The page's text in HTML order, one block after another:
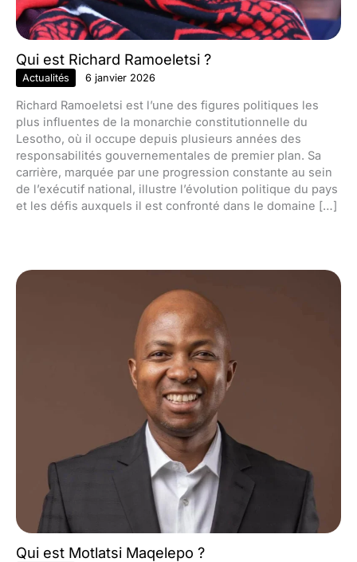
Qui est Richard Ramoeletsi ?
Actualités 6 janvier 2026
Richard Ramoeletsi est l’une des figures politiques les
plus influentes de la monarchie constitutionnelle du
Lesotho, où il occupe depuis plusieurs années des
responsabilités gouvernementales de premier plan. Sa
carrière, marquée par une progression constante au sein
de l’exécutif national, illustre l’évolution politique du pays
et les défis auxquels il est confronté dans le domaine […]
Qui est Motlatsi Maqelepo ?